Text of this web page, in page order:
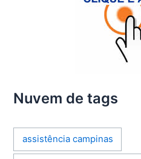
Nuvem de tags
assistência campinas